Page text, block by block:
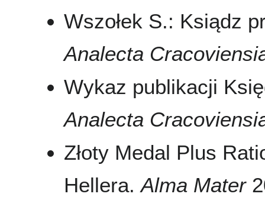
Wszołek S.: Ksiądz
Analecta
Wykaz publikacji
Analecta
Złoty Medal Plus
Hellera.Alma Mater